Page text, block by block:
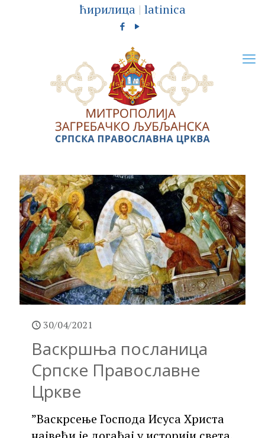
ћирилица | latinica
30/04/2021
Васкршња посланица
Српске Православне
Цркве
”Васкрсење Господа Исуса Христа